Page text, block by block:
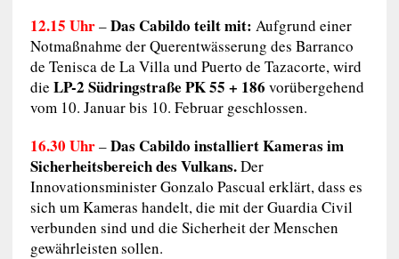
12.15 Uhr–Das Cabildo teilt mit: Aufgrund einer
Notmaßnahme der Querentwässerung des Barranco
de Tenisca de La Villa und Puerto de Tazacorte, wird
die LP-2 Südringstraße PK 55 + 186 vorübergehend
vom 10. Januar bis 10. Februar geschlossen.
16.30 Uhr–Das Cabildo installiert Kameras im
Sicherheitsbereich des Vulkans.Der
Innovationsminister Gonzalo Pascual erklärt, dass es
sich um Kameras handelt, die mit der Guardia Civil
verbunden sind und die Sicherheit der Menschen
gewährleisten sollen.